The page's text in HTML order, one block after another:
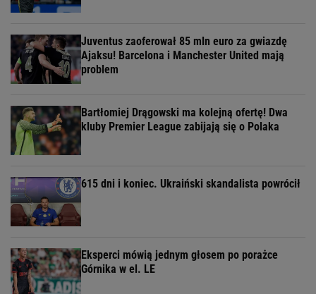
Juventus zaoferował 85 mln euro za gwiazdę
Ajaksu! Barcelona i Manchester United mają
problem
Bartłomiej Drągowski ma kolejną ofertę! Dwa
kluby Premier League zabijają się o Polaka
615 dni i koniec. Ukraiński skandalista powrócił
Eksperci mówią jednym głosem po porażce
Górnika w el. LE